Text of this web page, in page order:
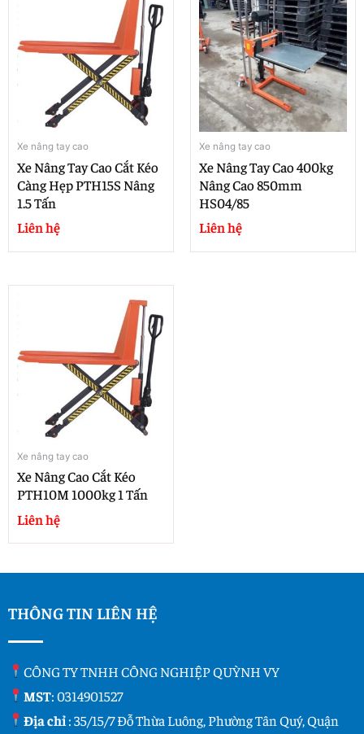
Xe nâng tay cao
Xe Nâng Tay Cao Cắt Kéo
Càng Hẹp PTH15S Nâng
1.5 Tấn
Liên hệ
Xe nâng tay cao
Xe Nâng Tay Cao 400kg
Nâng Cao 850mm
HS04/85
Liên hệ
Xe nâng tay cao
Xe Nâng Cao Cắt Kéo
PTH10M 1000kg 1 Tấn
Liên hệ
THÔNG TIN LIÊN HỆ
CÔNG TY TNHH CÔNG NGHIỆP QUỲNH VY
MST: 0314901527
Địa chỉ: 35/15/7 Đỗ Thừa Luông, Phường Tân Quý, Quận